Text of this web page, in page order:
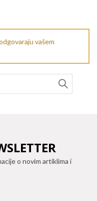
vašem
o novim artiklima i